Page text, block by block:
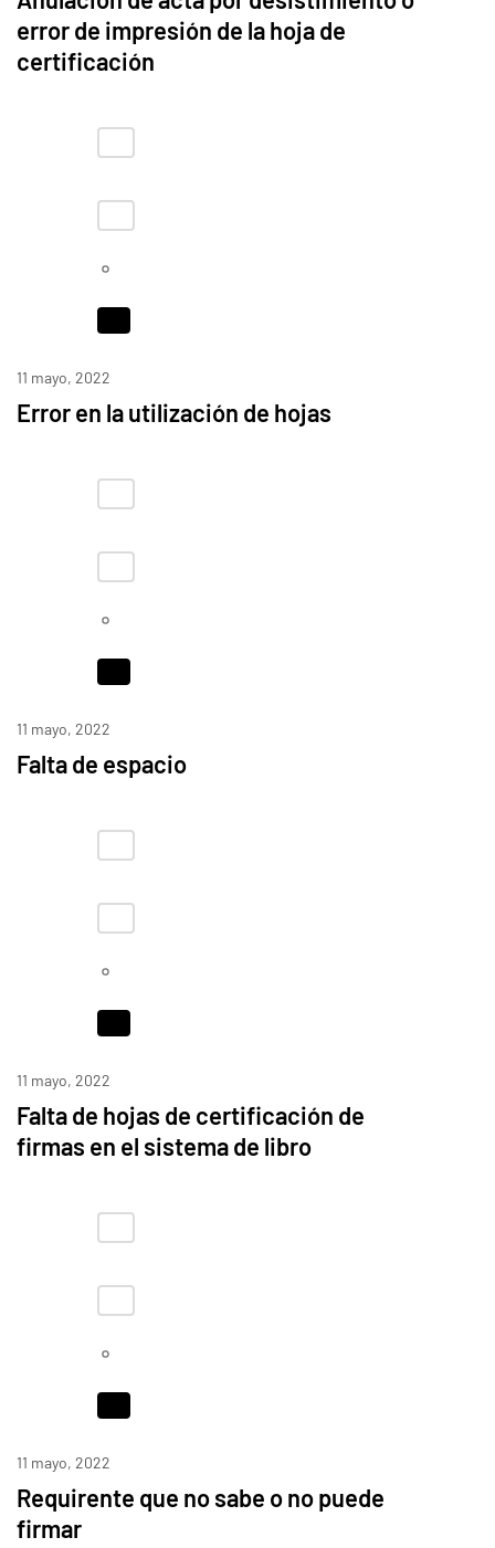
error de impresión de la hoja de
certificación
11 mayo, 2022
Error en la utilización de hojas
11 mayo, 2022
Falta de espacio
11 mayo, 2022
Falta de hojas de certificación de
firmas en el sistema de libro
11 mayo, 2022
Requirente que no sabe o no puede
firmar